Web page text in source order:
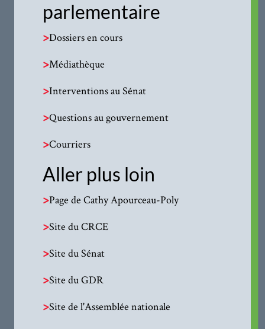
parlementaire
>Dossiers en cours
>Médiathèque
>Interventions au Sénat
>Questions au gouvernement
>Courriers
Aller plus loin
>Page de Cathy Apourceau-Poly
>Site du CRCE
>Site du Sénat
>Site du GDR
>Site de l'Assemblée nationale